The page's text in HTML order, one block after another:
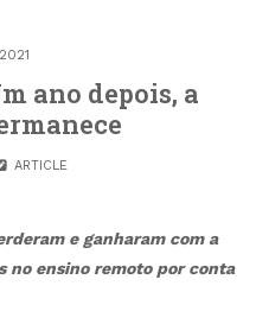
ano depois, a
ARTICLE
e ganharam com a
no ensino remoto por conta